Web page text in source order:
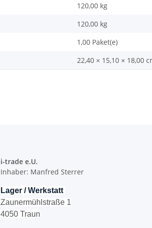
120,00 kg
120,00 kg
1,00 Paket(e)
22,40 × 15,10 × 18,00
i-trade e.U.
Inhaber: Manfred Sterrer
Lager / Werkstatt
Zaunermühlstraße 1
4050 Traun